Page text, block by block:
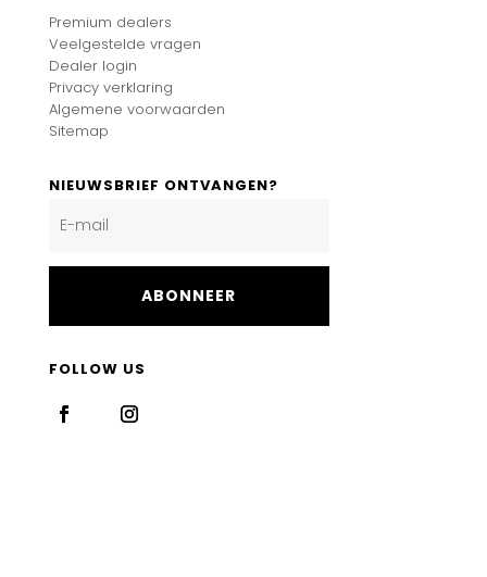
Premium dealers
Veelgestelde vragen
Dealer login
Privacy verklaring
Algemene voorwaarden
Sitemap
NIEUWSBRIEF ONTVANGEN?
ABONNEER
FOLLOW US